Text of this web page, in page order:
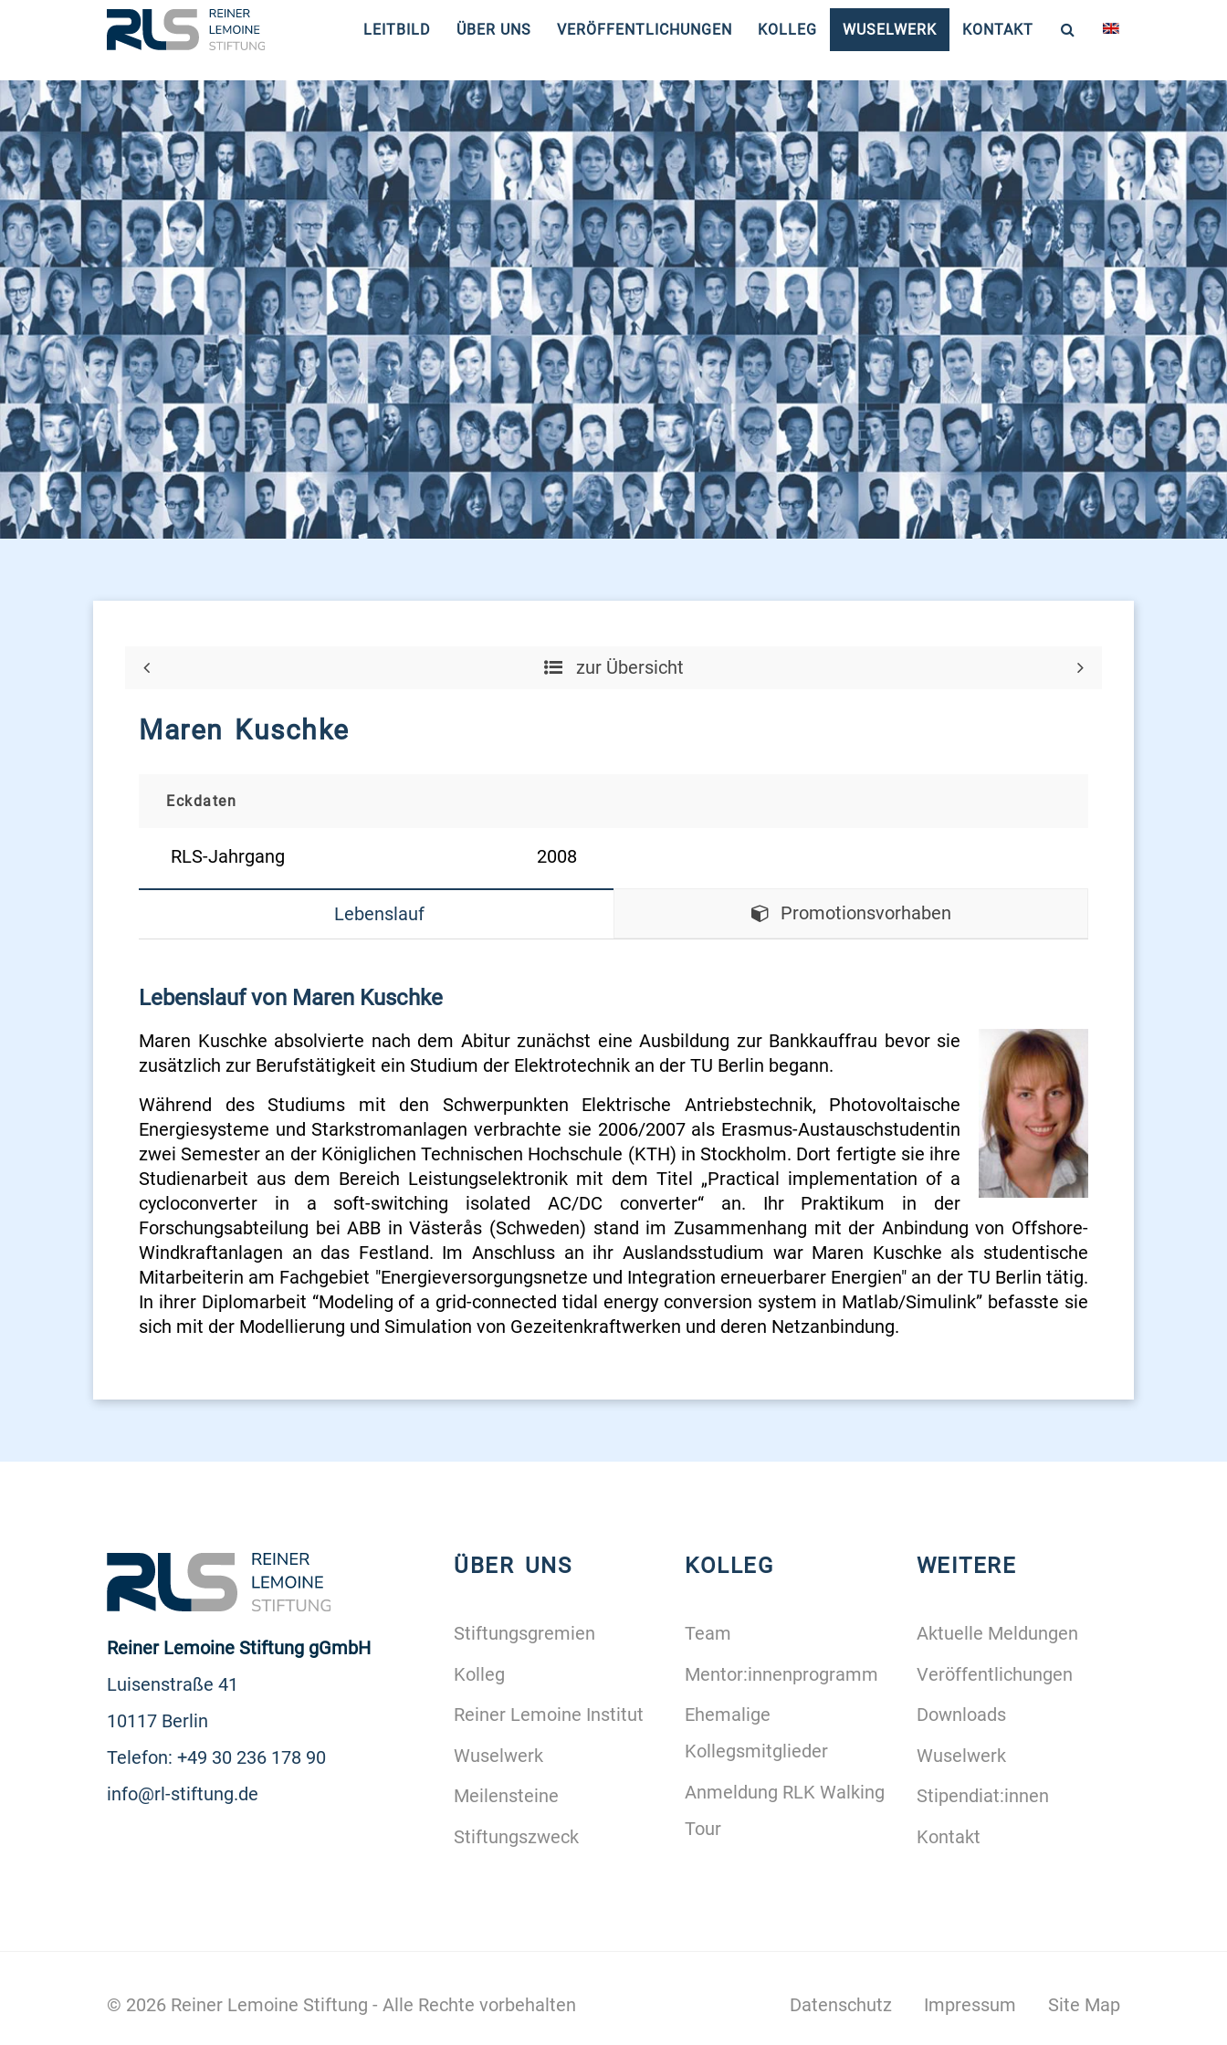
LEITBILD ÜBER UNS VERÖFFENTLICHUNGEN KOLLEG WUSELWERK KONTAKT
zur Übersicht
Maren Kuschke
Eckdaten
RLS-Jahrgang 2008
Lebenslauf Promotionsvorhaben
Lebenslauf von Maren Kuschke
Maren Kuschke absolvierte nach dem Abitur zunächst eine Ausbildung zur Bankkauffrau bevor sie
zusätzlich zur Berufstätigkeit ein Studium der Elektrotechnik an der TU Berlin begann.
Während des Studiums mit den Schwerpunkten Elektrische Antriebstechnik, Photovoltaische
Energiesysteme und Starkstromanlagen verbrachte sie 2006/2007 als Erasmus-Austauschstudentin
zwei Semester an der Königlichen Technischen Hochschule (KTH) in Stockholm. Dort fertigte sie ihre
Studienarbeit aus dem Bereich Leistungselektronik mit dem Titel „Practical implementation of a
cycloconverter in a soft-switching isolated AC/DC converter“ an. Ihr Praktikum in der
Forschungsabteilung bei ABB in Västerås (Schweden) stand im Zusammenhang mit der Anbindung von Offshore-
Windkraftanlagen an das Festland. Im Anschluss an ihr Auslandsstudium war Maren Kuschke als studentische
Mitarbeiterin am Fachgebiet "Energieversorgungsnetze und Integration erneuerbarer Energien" an der TU Berlin tätig.
In ihrer Diplomarbeit “Modeling of a grid-connected tidal energy conversion system in Matlab/Simulink” befasste sie
sich mit der Modellierung und Simulation von Gezeitenkraftwerken und deren Netzanbindung.
Reiner Lemoine Stiftung gGmbH
Luisenstraße 41
10117 Berlin
Telefon: +49 30 236 178 90
info@rl-stiftung.de
ÜBER UNS
Stiftungsgremien
Kolleg
Reiner Lemoine Institut
Wuselwerk
Meilensteine
Stiftungszweck
KOLLEG
Team
Mentor:innenprogramm
Ehemalige
Kollegsmitglieder
Anmeldung RLK Walking
Tour
WEITERE
Aktuelle Meldungen
Veröffentlichungen
Downloads
Wuselwerk
Stipendiat:innen
Kontakt
© 2026 Reiner Lemoine Stiftung - Alle Rechte vorbehalten Datenschutz Impressum Site Map